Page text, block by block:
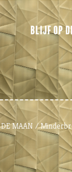
BLIJF OP
DE MAAN /